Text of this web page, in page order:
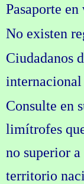
Pasaporte
No existen
Ciudadanos
Consulte en
limítrofes
no superior
territorio